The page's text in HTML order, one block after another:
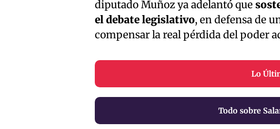
diputado Muñoz ya adelantó que
el debate legislativo, en defensa de
compensar la real pérdida del poder
Lo
Todo sobre